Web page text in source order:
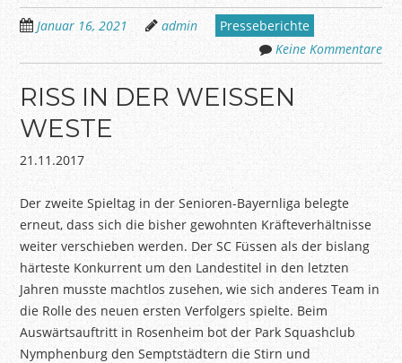
Januar 16, 2021 admin
Presseberichte
Keine Kommentare
RISS IN DER WEISSEN
WESTE
21.11.2017
Der zweite Spieltag in der Senioren-Bayernliga belegte
erneut, dass sich die bisher gewohnten Kräfteverhältnisse
weiter verschieben werden. Der SC Füssen als der bislang
härteste Konkurrent um den Landestitel in den letzten
Jahren musste machtlos zusehen, wie sich anderes Team in
die Rolle des neuen ersten Verfolgers spielte. Beim
Auswärtsauftritt in Rosenheim bot der Park Squashclub
Nymphenburg den Semptstädtern die Stirn und